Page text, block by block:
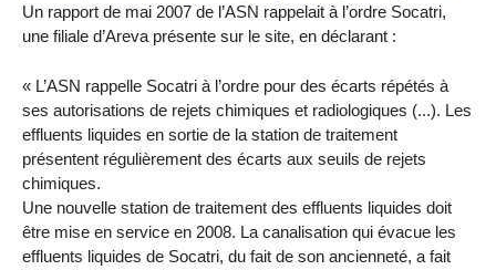
Un rapport de mai 2007 de l’ASN rappelait à l’ordre Socatri,
une filiale d’Areva présente sur le site, en déclarant :
« L’ASN rappelle Socatri à l’ordre pour des écarts répétés à
ses autorisations de rejets chimiques et radiologiques (...). Les
effluents liquides en sortie de la station de traitement
présentent régulièrement des écarts aux seuils de rejets
chimiques.
Une nouvelle station de traitement des effluents liquides doit
être mise en service en 2008. La canalisation qui évacue les
effluents liquides de Socatri, du fait de son ancienneté, a fait